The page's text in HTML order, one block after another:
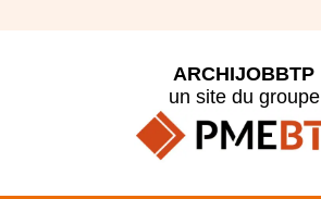
ARCHIJOBBTP
un site du groupe